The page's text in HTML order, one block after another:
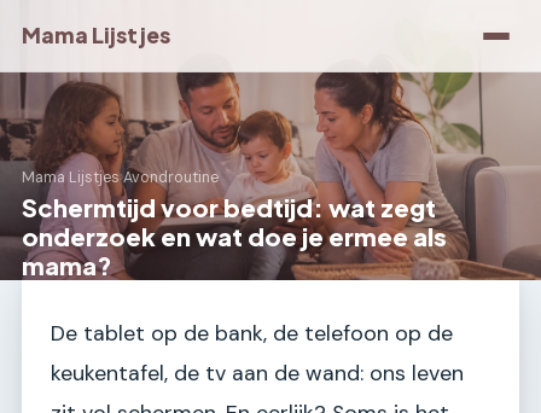
Mama Lijstjes
Mama Lijstjes›Avondroutine
Schermtijd voor bedtijd: wat zegt
onderzoek en wat doe je ermee als
mama?
De tablet op de bank, de telefoon op de
keukentafel, de tv aan de wand: ons leven